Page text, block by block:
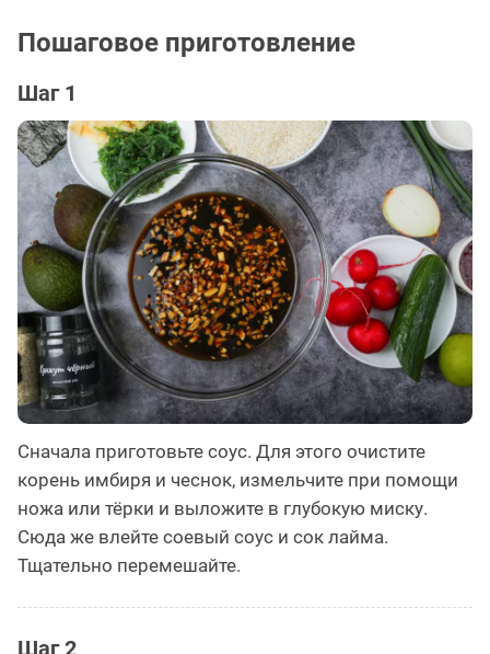
Пошаговое приготовление
Шаг 1
Сначала приготовьте соус. Для этого очистите
корень имбиря и чеснок, измельчите при помощи
ножа или тёрки и выложите в глубокую миску.
Сюда же влейте соевый соус и сок лайма.
Тщательно перемешайте.
Шаг 2